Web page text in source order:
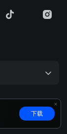
下载